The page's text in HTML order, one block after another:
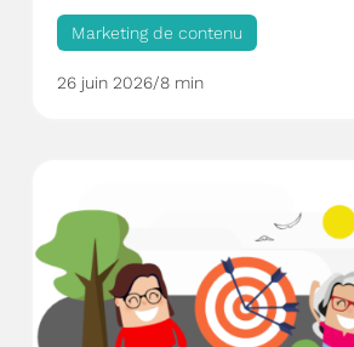
Marketing de contenu
26 juin 2026/8 min